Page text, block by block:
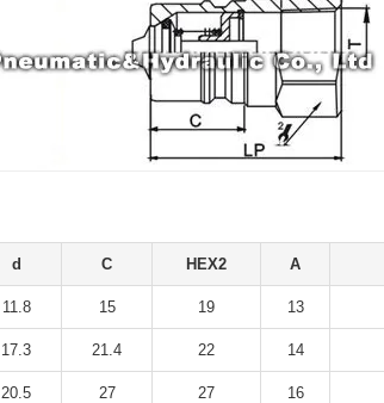
d C HEX2 A
11.8 15 19 13
17.3 21.4 22 14
20.5 27 27 16